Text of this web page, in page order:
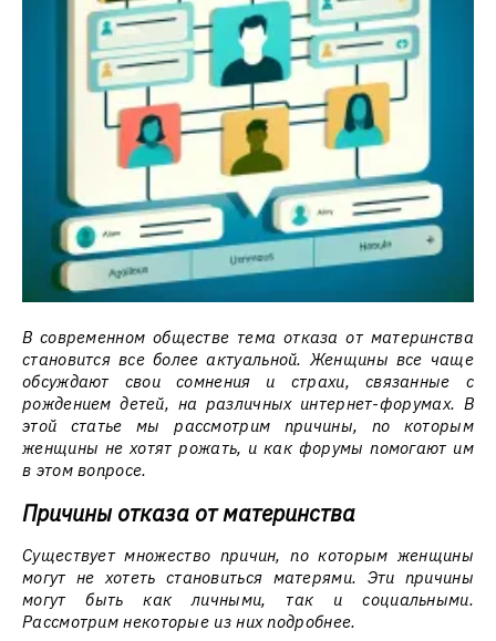
В современном обществе тема отказа от материнства
становится все более актуальной. Женщины все чаще
обсуждают свои сомнения и страхи, связанные с
рождением детей, на различных интернет-форумах. В
этой статье мы рассмотрим причины, по которым
женщины не хотят рожать, и как форумы помогают им
в этом вопросе.
Причины отказа от материнства
Существует множество причин, по которым женщины
могут не хотеть становиться матерями. Эти причины
могут быть как личными, так и социальными.
Рассмотрим некоторые из них подробнее.